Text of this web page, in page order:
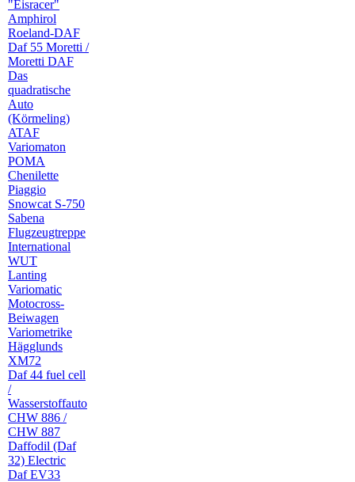
"Eisracer"
Amphirol
Roeland-DAF
Daf 55 Moretti /
Moretti DAF
Das
quadratische
Auto
(Körmeling)
ATAF
Variomaton
POMA
Chenilette
Piaggio
Snowcat S-750
Sabena
Flugzeugtreppe
International
WUT
Lanting
Variomatic
Motocross-
Beiwagen
Variometrike
Hägglunds
XM72
Daf 44 fuel cell
/
Wasserstoffauto
CHW 886 /
CHW 887
Daffodil (Daf
32) Electric
Daf EV33